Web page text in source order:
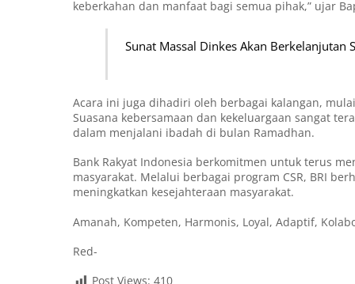
keberkahan dan manfaat bagi semua pihak,” ujar
Sunat Massal Dinkes Akan Berkelanjutan
Acara ini juga dihadiri oleh berbagai kalangan,
Suasana kebersamaan dan kekeluargaan sangat
dalam menjalani ibadah di bulan Ramadhan.
Bank Rakyat Indonesia berkomitmen untuk terus
masyarakat. Melalui berbagai program CSR, BRI
meningkatkan kesejahteraan masyarakat.
Amanah, Kompeten, Harmonis, Loyal, Adaptif,
Red-
Post Views: 410